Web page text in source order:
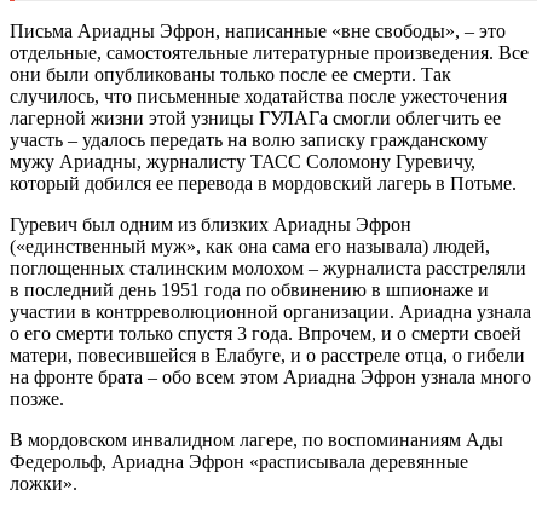
Письма Ариадны Эфрон, написанные «вне свободы», – это
отдельные, самостоятельные литературные произведения. Все
они были опубликованы только после ее смерти. Так
случилось, что письменные ходатайства после ужесточения
лагерной жизни этой узницы ГУЛАГа смогли облегчить ее
участь – удалось передать на волю записку гражданскому
мужу Ариадны, журналисту ТАСС Соломону Гуревичу,
который добился ее перевода в мордовский лагерь в Потьме.
Гуревич был одним из близких Ариадны Эфрон
(«единственный муж», как она сама его называла) людей,
поглощенных сталинским молохом – журналиста расстреляли
в последний день 1951 года по обвинению в шпионаже и
участии в контрреволюционной организации. Ариадна узнала
о его смерти только спустя 3 года. Впрочем, и о смерти своей
матери, повесившейся в Елабуге, и о расстреле отца, о гибели
на фронте брата – обо всем этом Ариадна Эфрон узнала много
позже.
В мордовском инвалидном лагере, по воспоминаниям Ады
Федерольф, Ариадна Эфрон «расписывала деревянные
ложки».